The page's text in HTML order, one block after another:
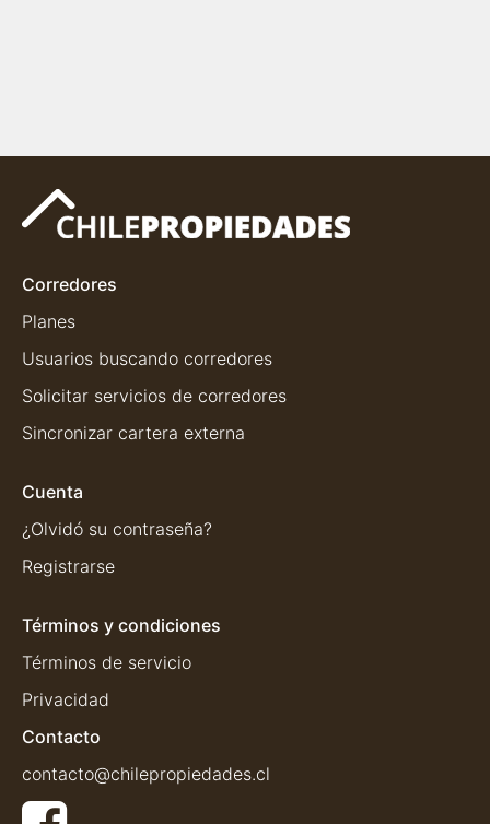
Corredores
Planes
Usuarios buscando corredores
Solicitar servicios de corredores
Sincronizar cartera externa
Cuenta
¿Olvidó su contraseña?
Registrarse
Términos y condiciones
Términos de servicio
Privacidad
Contacto
contacto@chilepropiedades.cl